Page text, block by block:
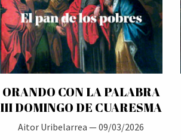
ORANDO CON LA PALABRA
III DOMINGO DE CUARESMA
Aitor Uribelarrea —09/03/2026